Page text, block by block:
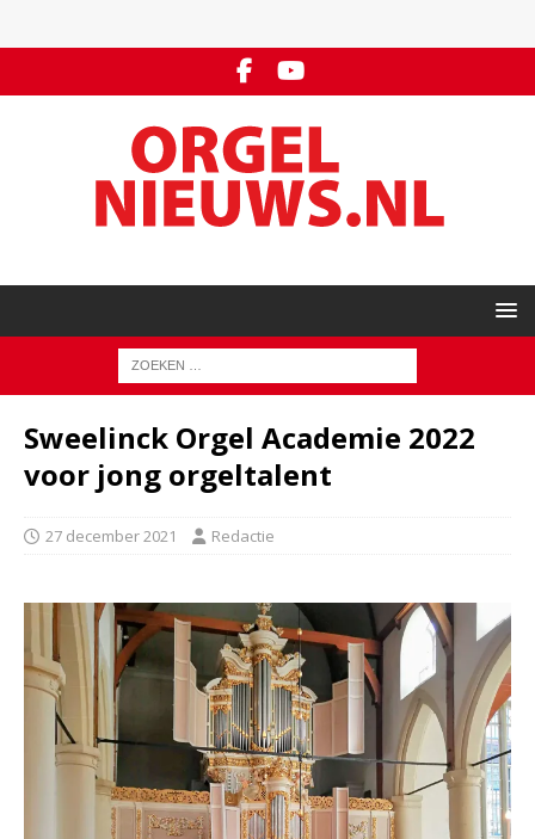
Sweelinck Orgel Academie 2022
voor jong orgeltalent
27 december 2021 Redactie